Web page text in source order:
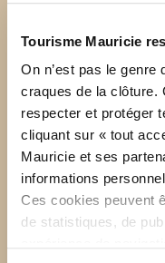
Tourisme Mauricie
On n’est pas le genre
craques de la clôture.
respecter et protéger
cliquant sur « tout
Mauricie et ses
informations
Ces cookies peuvent
de statistiques, de